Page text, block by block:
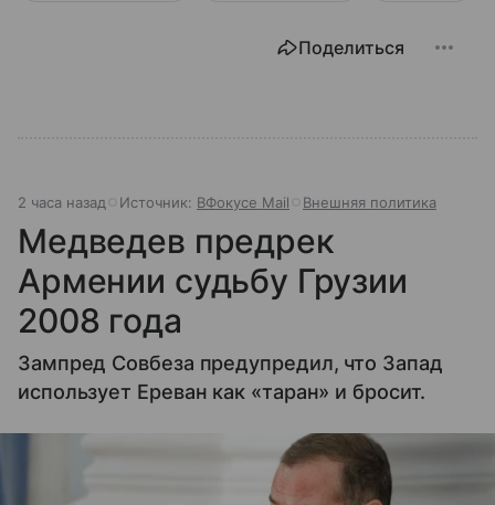
Поделиться
2 часа назад Источник: ВФокусе Mail Внешняя политика
Медведев предрек
Армении судьбу Грузии
2008 года
Зампред Совбеза предупредил, что Запад
использует Ереван как «таран» и бросит.